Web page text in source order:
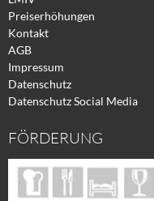
Preiserhöhungen
Kontakt
AGB
Impressum
Datenschutz
Datenschutz Social Media
FÖRDERUNG